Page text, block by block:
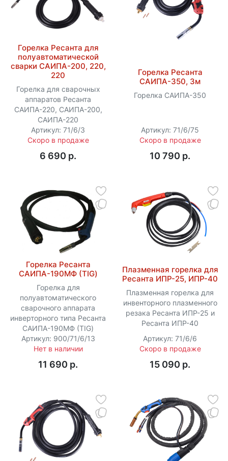
Горелка Ресанта для
полуавтоматической
сварки САИПА-200, 220,
220
Горелка для сварочных
аппаратов Ресанта
САИПА-220, САИПА-200​,
САИПА-220
Артикул: 71/6/3
Скоро в продаже
6 690 p.
Горелка Ресанта
САИПА-350, 3м
Горелка САИПА-350
Артикул: 71/6/75
Скоро в продаже
10 790 p.
Горелка Ресанта
САИПА-190МФ (TIG)
Горелка для
полуавтоматического
сварочного аппарата
инверторного типа Ресанта
САИПА-190МФ (TIG)
Артикул: 900/71/6/13
Нет в наличии
11 690 p.
Плазменная горелка для
Ресанта ИПР-25, ИПР-40
Плазменная горелка для
инвенторного плазменного
резака Ресанта ИПР-25 и
Ресанта ИПР-40
Артикул: 71/6/6
Скоро в продаже
15 090 p.